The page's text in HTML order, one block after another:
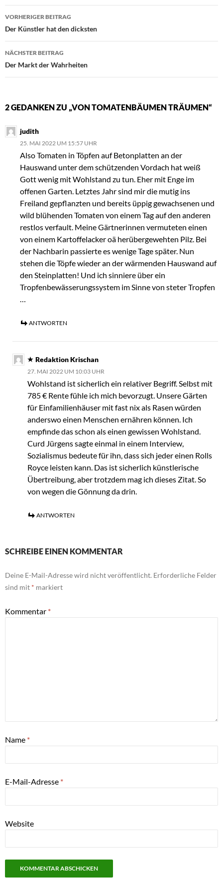
Beitragsnavigation
VORHERIGER BEITRAG
Der Künstler hat den dicksten
NÄCHSTER BEITRAG
Der Markt der Wahrheiten
2 GEDANKEN ZU „VON TOMATENBÄUMEN TRÄUMEN“
judith
25. MAI 2022 UM 15:57 UHR
Also Tomaten in Töpfen auf Betonplatten an der
Hauswand unter dem schützenden Vordach hat weiß
Gott wenig mit Wohlstand zu tun. Eher mit Enge im
offenen Garten. Letztes Jahr sind mir die mutig ins
Freiland gepflanzten und bereits üppig gewachsenen und
wild blühenden Tomaten von einem Tag auf den anderen
restlos verfault. Meine Gärtnerinnen vermuteten einen
von einem Kartoffelacker oä herübergewehten Pilz. Bei
der Nachbarin passierte es wenige Tage später. Nun
stehen die Töpfe wieder an der wärmenden Hauswand auf
den Steinplatten! Und ich sinniere über ein
Tropfenbewässerungssystem im Sinne von steter Tropfen
…
ANTWORTEN
Redaktion Krischan
27. MAI 2022 UM 10:03 UHR
Wohlstand ist sicherlich ein relativer Begriff. Selbst mit
785 € Rente fühle ich mich bevorzugt. Unsere Gärten
für Einfamilienhäuser mit fast nix als Rasen würden
anderswo einen Menschen ernähren können. Ich
empfinde das schon als einen gewissen Wohlstand.
Curd Jürgens sagte einmal in einem Interview,
Sozialismus bedeute für ihn, dass sich jeder einen Rolls
Royce leisten kann. Das ist sicherlich künstlerische
Übertreibung, aber trotzdem mag ich dieses Zitat. So
von wegen die Gönnung da drin.
ANTWORTEN
SCHREIBE EINEN KOMMENTAR
Deine E-Mail-Adresse wird nicht veröffentlicht. Erforderliche Felder
sind mit * markiert
Kommentar *
Name *
E-Mail-Adresse *
Website